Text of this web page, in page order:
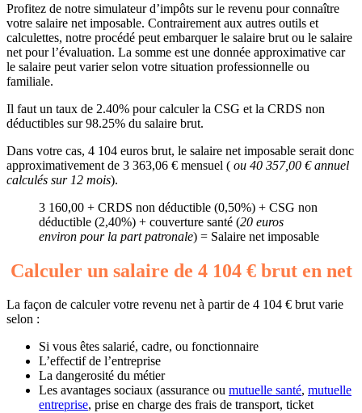
Profitez de notre simulateur d’impôts sur le revenu pour connaître
votre salaire net imposable. Contrairement aux autres outils et
calculettes, notre procédé peut embarquer le salaire brut ou le salaire
net pour l’évaluation. La somme est une donnée approximative car
le salaire peut varier selon votre situation professionnelle ou
familiale.
Il faut un taux de 2.40% pour calculer la CSG et la CRDS non
déductibles sur 98.25% du salaire brut.
Dans votre cas, 4 104 euros brut, le salaire net imposable serait donc
approximativement de 3 363,06 € mensuel ( ou 40 357,00 € annuel
calculés sur 12 mois).
3 160,00 + CRDS non déductible (0,50%) + CSG non
déductible (2,40%) + couverture santé (20 euros
environ pour la part patronale) = Salaire net imposable
Calculer un salaire de 4 104 € brut en net
La façon de calculer votre revenu net à partir de 4 104 € brut varie
selon :
Si vous êtes salarié, cadre, ou fonctionnaire
L’effectif de l’entreprise
La dangerosité du métier
Les avantages sociaux (assurance ou mutuelle santé, mutuelle
entreprise, prise en charge des frais de transport, ticket